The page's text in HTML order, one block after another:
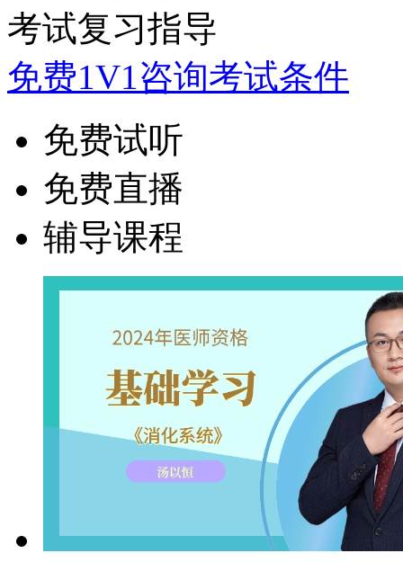
考试复习指导
免费1V1咨询考试条件
免费试听
免费直播
辅导课程